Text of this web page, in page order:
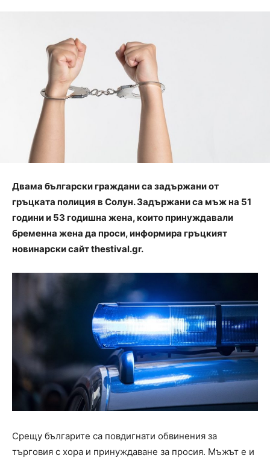
Двама български граждани са задържани от
гръцката полиция в Солун. Задържани са мъж на 51
години и 53 годишна жена, които принуждавали
бременна жена да проси, информира гръцкият
новинарски сайт thestival.gr.
Срещу българите са повдигнати обвинения за
търговия с хора и принуждаване за просия. Мъжът е и